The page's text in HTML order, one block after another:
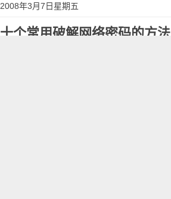
2008年3月7日星期五
十个常用破解网络密码的方法